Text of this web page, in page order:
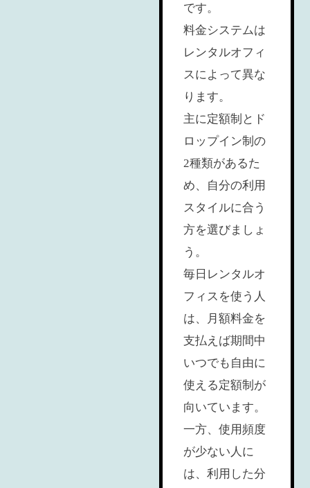
です。
料金システムは
レンタルオフィ
スによって異な
ります。
主に定額制とド
ロップイン制の
2種類があるた
め、自分の利用
スタイルに合う
方を選びましょ
う。
毎日レンタルオ
フィスを使う人
は、月額料金を
支払えば期間中
いつでも自由に
使える定額制が
向いています。
一方、使用頻度
が少ない人に
は、利用した分